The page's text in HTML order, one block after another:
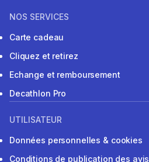
NOS SERVICES
Carte cadeau
Cliquez et retirez
Echange et remboursement
Decathlon Pro
UTILISATEUR
Données personnelles & cookies
Conditions de publication des avis